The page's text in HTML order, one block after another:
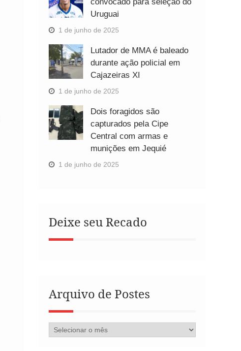
Uruguai
1 de junho de 2025
Lutador de MMA é baleado
durante ação policial em
Cajazeiras XI
1 de junho de 2025
Dois foragidos são
capturados pela Cipe
Central com armas e
munições em Jequié
1 de junho de 2025
Deixe seu Recado
Arquivo de Postes
Arquivo